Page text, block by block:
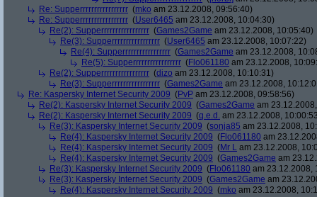
Re: Supperrrrrrrrrrrrrrrrr (mko am 23.12.2008, 09:56:40)
Re: Supperrrrrrrrrrrrrrrrr (User6465 am 23.12.2008, 10:04:30)
Re(2): Supperrrrrrrrrrrrrrrrr (Games2Game am 23.12.2008, 10:05:40)
Re(3): Supperrrrrrrrrrrrrrrrr (User6465 am 23.12.2008, 10:07:22)
Re(4): Supperrrrrrrrrrrrrrrrr (Games2Game am 23.12.2008,
Re(5): Supperrrrrrrrrrrrrrrrr (Flo061180 am 23.12.2008,
Re(2): Supperrrrrrrrrrrrrrrrr (dizo am 23.12.2008, 10:10:31)
Re(3): Supperrrrrrrrrrrrrrrrr (Games2Game am 23.12.2008,
Re: Kaspersky Internet Security 2009 (PvP am 23.12.2008, 09:58:56)
Re(2): Kaspersky Internet Security 2009 (Games2Game am
Re(2): Kaspersky Internet Security 2009 (q.e.d. am 23.12.2008,
Re(3): Kaspersky Internet Security 2009 (sonja85 am 23.12.2008,
Re(4): Kaspersky Internet Security 2009 (Flo061180 am
Re(4): Kaspersky Internet Security 2009 (Mr L am 23.12.2008,
Re(4): Kaspersky Internet Security 2009 (Games2Game am
Re(3): Kaspersky Internet Security 2009 (Flo061180 am 23.12.2008,
Re(3): Kaspersky Internet Security 2009 (Games2Game am
Re(4): Kaspersky Internet Security 2009 (mko am 23.12.2008,